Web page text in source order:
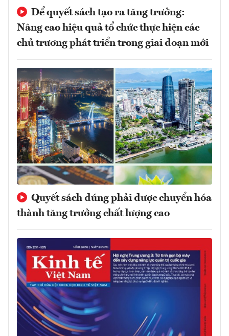
Để quyết sách tạo ra tăng trưởng:
Nâng cao hiệu quả tổ chức thực hiện các
chủ trương phát triển trong giai đoạn mới
Quyết sách đúng phải được chuyển hóa
thành tăng trưởng chất lượng cao